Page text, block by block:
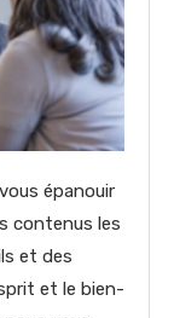
épanouir
contenus les
et des
et le bien-